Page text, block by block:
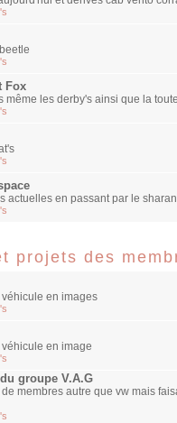
Fox
même les derby's ainsi que la
actuelles en passant par le
projets des
véhicule en images
en image
groupe V.A.G
membres autre que vw mais